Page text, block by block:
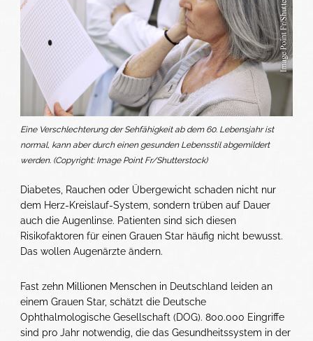
Eine Verschlechterung der Sehfähigkeit ab dem 60. Lebensjahr ist
normal, kann aber durch einen gesunden Lebensstil abgemildert
werden. (Copyright: Image Point Fr/Shutterstock)
Diabetes, Rauchen oder Übergewicht schaden nicht nur
dem Herz-Kreislauf-System, sondern trüben auf Dauer
auch die Augenlinse. Patienten sind sich diesen
Risikofaktoren für einen Grauen Star häufig nicht bewusst.
Das wollen Augenärzte ändern.
Fast zehn Millionen Menschen in Deutschland leiden an
einem Grauen Star, schätzt die Deutsche
Ophthalmologische Gesellschaft (DOG). 800.000 Eingriffe
sind pro Jahr notwendig, die das Gesundheitssystem in der